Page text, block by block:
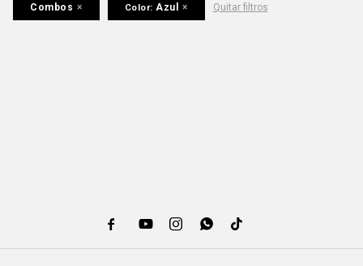
Combos Color: Azul Quitar filtros
    